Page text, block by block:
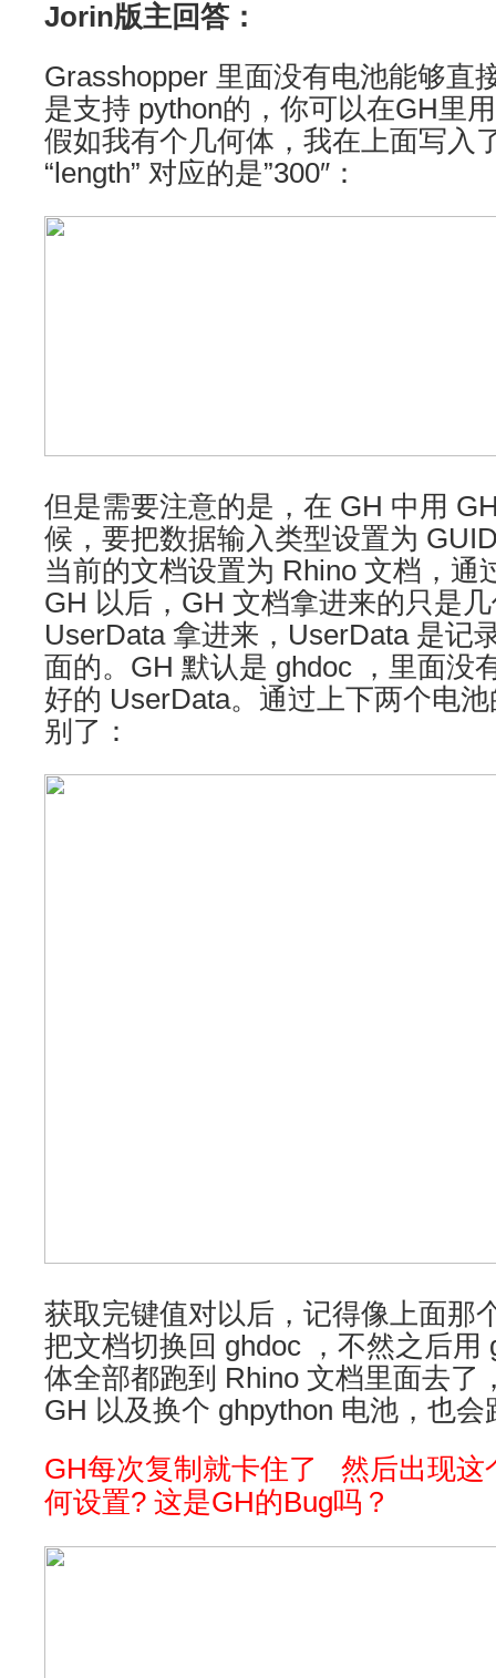
Jorin版主回答：
Grasshopper 里面没有电池能够直
是支持 python的，你可以在GH里
假如我有个几何体，我在上面写入
“length” 对应的是”300″：
但是需要注意的是，在 GH 中用
候，要把数据输入类型设置为
当前的文档设置为 Rhino 文档，通
GH 以后，GH 文档拿进来的只是
UserData 拿进来，UserData 是记
面的。GH 默认是 ghdoc ，里面没
好的 UserData。通过上下两个电
别了：
获取完键值对以后，记得像上面那
把文档切换回 ghdoc ，不然之后用
体全部都跑到 Rhino 文档里面去了
GH 以及换个 ghpython 电池，也
GH每次复制就卡住了 然后出现这
何设置? 这是GH的Bug吗？